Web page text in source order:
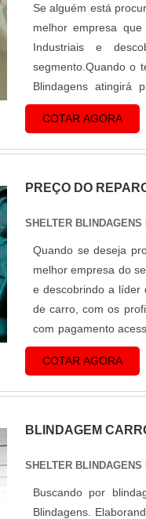
Se alguém está
melhor empresa
Industriais e
segmento.Quando o
Blindagens atingirá
originalidade do
COTAR AGORA
PREÇO DO
SHELTER BLINDAGENS
Quando se deseja
melhor empresa do
e descobrindo a líder
de carro, com os
com pagamento
muitas maneiras
COTAR AGORA
BLINDAGEM
SHELTER BLINDAGENS
Buscando por
Blindagens.